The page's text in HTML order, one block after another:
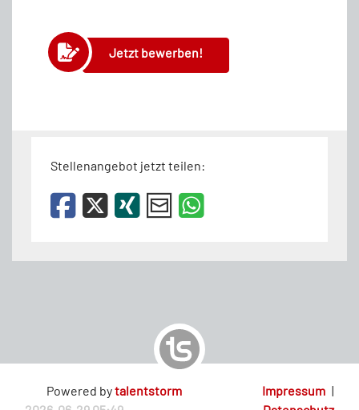
Jetzt bewerben!
Stellenangebot jetzt teilen:
Powered bytalentstorm Impressum |